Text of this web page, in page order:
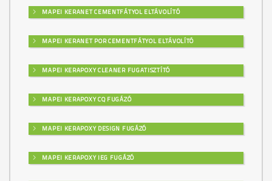
MAPEI KERANET CEMENTFÁTYOL ELTÁVOLÍTÓ
MAPEI KERANET POR CEMENTFÁTYOL ELTÁVOLÍTÓ
MAPEI KERAPOXY CLEANER FUGATISZTÍTÓ
MAPEI KERAPOXY CQ FUGÁZÓ
MAPEI KERAPOXY DESIGN FUGÁZÓ
MAPEI KERAPOXY IEG FUGÁZÓ